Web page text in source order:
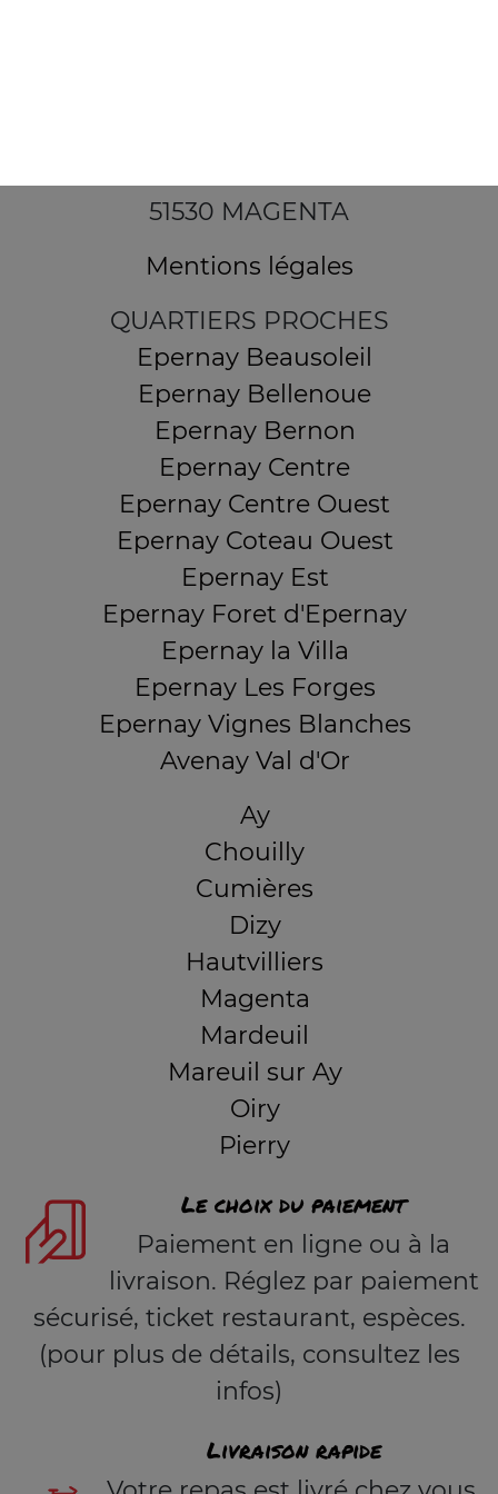
51530 MAGENTA
Mentions légales
QUARTIERS PROCHES
Epernay Beausoleil
Epernay Bellenoue
Epernay Bernon
Epernay Centre
Epernay Centre Ouest
Epernay Coteau Ouest
Epernay Est
Epernay Foret d'Epernay
Epernay la Villa
Epernay Les Forges
Epernay Vignes Blanches
Avenay Val d'Or
Ay
Chouilly
Cumières
Dizy
Hautvilliers
Magenta
Mardeuil
Mareuil sur Ay
Oiry
Pierry
Le choix du paiement
Paiement en ligne ou à la
livraison. Réglez par paiement
sécurisé, ticket restaurant, espèces.
(pour plus de détails, consultez les
infos)
Livraison rapide